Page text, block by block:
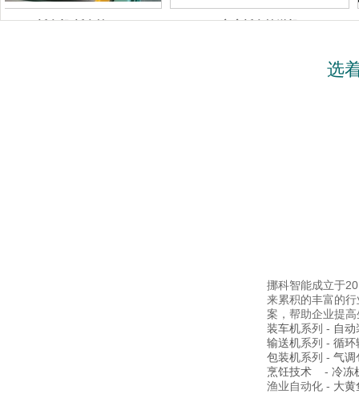
托盘机/托盘输
立库托盘输送机
选
挪科智能成立于
来累积的丰富的
案，帮助企业提
装车机系列 - 自
输送机系列 - 循环
包装机系列 - 气调
烹饪技术 - 冷冻
渔业自动化 - 大黄